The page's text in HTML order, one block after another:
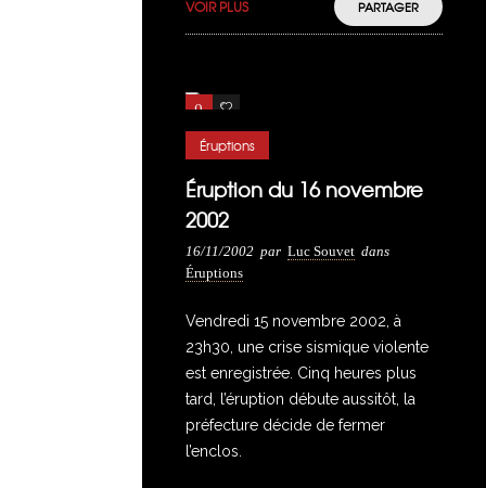
VOIR PLUS PARTAGER
0 2
Éruptions
Éruption du 16 novembre
2002
16/11/2002 par Luc Souvet dans
Éruptions
Vendredi 15 novembre 2002, à
23h30, une crise sismique violente
est enregistrée. Cinq heures plus
tard, l’éruption débute aussitôt, la
préfecture décide de fermer
l’enclos.